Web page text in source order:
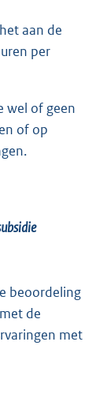
aan de
per
wel of geen
of op
beoordeling
de
met